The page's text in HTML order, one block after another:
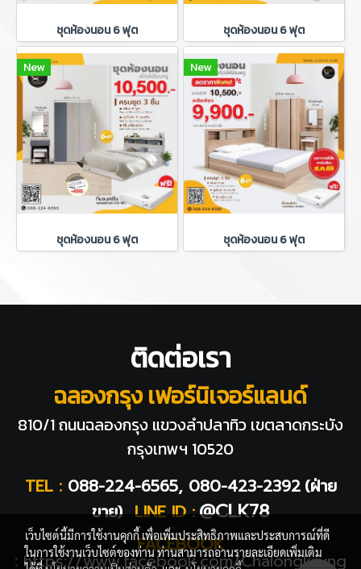
ชุดห้องนอน 6 ฟุต ชุดห้องนอน 6 ฟุต
New
ชุดห้องนอน 6 ฟุต
New
ชุดห้องนอน 6 ฟุต
ติดต่อเรา
ฉลองกรุง เฟอร์นิเจอร์แลนด์
810/1 ถนนฉลองกรุง แขวงลำปลาทิว เขตลาดกระบัง
กรุงเทพฯ 10520
TEL : 088-224-6565, 080-423-2392 (ฝ่าย
ขาย) LINE ID : @CLK78
FACEBOOK
: https://www.facebook.com/Chalongkrung
เว็บไซต์นี้มีการใช้งานคุกกี้ เพื่อเพิ่มประสิทธิภาพและประสบการณ์ที่ดี
ในการใช้งานเว็บไซต์ของท่าน ท่านสามารถอ่านรายละเอียดเพิ่มเติม